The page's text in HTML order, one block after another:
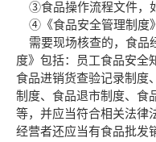
③食品操作流程文件，
④《食品安全管理制度
需要现场核查的，食品
度》包括：员工食品安全
食品进销货查验记录制度
制度、食品退市制度、食
等，并应当符合相关法律
经营者还应当有食品批发